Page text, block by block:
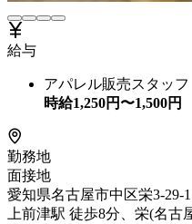
給与
アパレル販売スタッフ
時給1,250円〜1,500円
勤務地
面接地
愛知県名古屋市中区栄3-29-
上前津駅 徒歩8分、栄(名